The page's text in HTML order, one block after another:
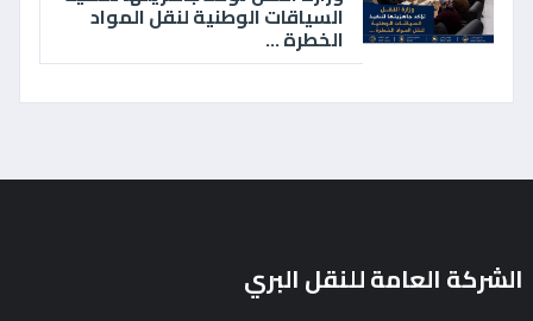
السياقات الوطنية لنقل المواد
الخطرة ...
الشركة العامة للنقل البري